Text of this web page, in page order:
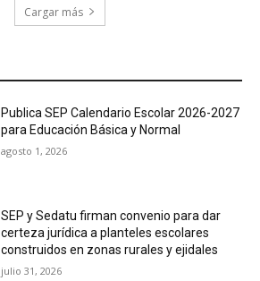
Cargar más
Publica SEP Calendario Escolar 2026-2027
para Educación Básica y Normal
agosto 1, 2026
SEP y Sedatu firman convenio para dar
certeza jurídica a planteles escolares
construidos en zonas rurales y ejidales
julio 31, 2026